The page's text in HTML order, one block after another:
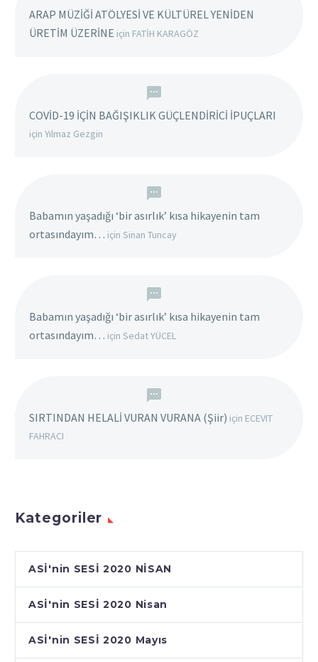
ARAP MÜZİĞİ ATÖLYESİ VE KÜLTÜREL YENİDEN
ÜRETİM ÜZERİNE için FATİH KARAGÖZ
COVİD-19 İÇİN BAĞIŞIKLIK GÜÇLENDİRİCİ İPUÇLARI
için Yılmaz Gezgin
Babamın yaşadığı ‘bir asırlık’ kısa hikayenin tam
ortasındayım… için Sinan Tuncay
Babamın yaşadığı ‘bir asırlık’ kısa hikayenin tam
ortasındayım… için Sedat YÜCEL
SIRTINDAN HELALİ VURAN VURANA (Şiir) için ECEVIT
FAHRACI
Kategoriler
ASİ'nin SESİ 2020 NİSAN
ASİ'nin SESİ 2020 Nisan
ASİ'nin SESİ 2020 Mayıs